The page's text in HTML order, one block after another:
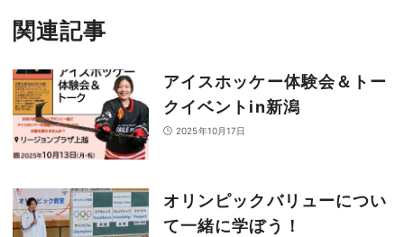
関連記事
アイスホッケー体験会＆トー
クイベントin新潟
2025年10月17日
オリンピックバリューについ
て一緒に学ぼう！